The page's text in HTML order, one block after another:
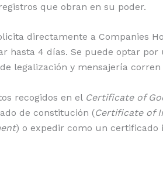
que obran en su poder.
directamente a Companies
hasta 4 días. Se puede optar
legalización y mensajería
recogidos en el Certificate of
de constitución (Certificate of
) o expedir como un certificado